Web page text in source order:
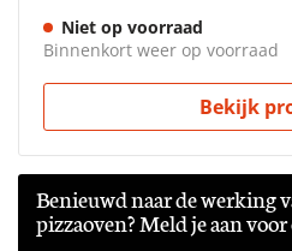
Niet op voorraad
Binnenkort weer op voorraad
Bekijk
Benieuwd naar de werking
pizzaoven? Meld je aan